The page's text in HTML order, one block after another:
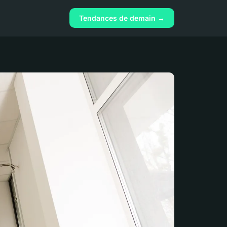
Tendances de demain →